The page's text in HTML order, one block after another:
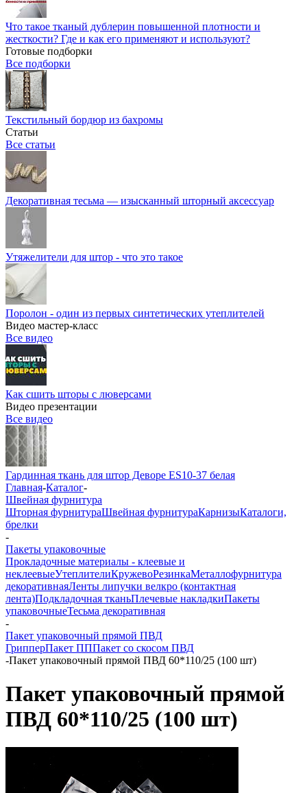
Что такое тканый дублерин повышенной плотности и
жесткости? Где и как его применяют и используют?
Готовые подборки
Все подборки
Текстильный бордюр из бахромы
Статьи
Все статьи
Декоративная тесьма — изысканный шторный аксессуар
Утяжелители для штор - что это такое
Поролон - один из первых синтетических утеплителей
Видео мастер-класс
Все видео
Как сшить шторы с люверсами
Видео презентации
Все видео
Гардинная ткань для штор Деворе ES10-37 белая
Главная-Каталог-
Швейная фурнитура
Шторная фурнитураШвейная фурнитураКарнизыКаталоги,
брелки
-
Пакеты упаковочные
Прокладочные материалы - клеевые и
неклеевыеУтеплителиКружевоРезинкаМеталлофурнитура
декоративнаяЛенты липучки велкро (контактная
лента)Подкладочная тканьПлечевые накладкиПакеты
упаковочныеТесьма декоративная
-
Пакет упаковочный прямой ПВД
ГрипперПакет ПППакет со скосом ПВД
-Пакет упаковочный прямой ПВД 60*110/25 (100 шт)
Пакет упаковочный прямой
ПВД 60*110/25 (100 шт)